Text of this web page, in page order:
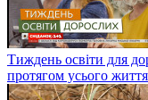
Тиждень освіти для
протягом усього життя